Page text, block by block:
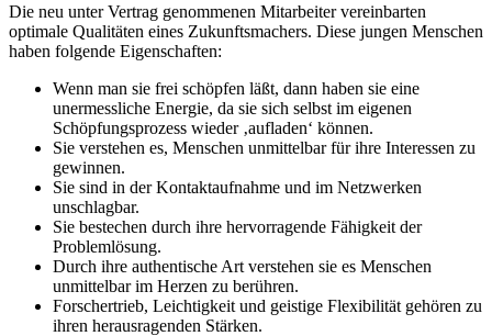
Die neu unter Vertrag genommenen Mitarbeiter vereinbarten
optimale Qualitäten eines Zukunftsmachers. Diese jungen Menschen
haben folgende Eigenschaften:
Wenn man sie frei schöpfen läßt, dann haben sie eine
unermessliche Energie, da sie sich selbst im eigenen
Schöpfungsprozess wieder ‚aufladen‘ können.
Sie verstehen es, Menschen unmittelbar für ihre Interessen zu
gewinnen.
Sie sind in der Kontaktaufnahme und im Netzwerken
unschlagbar.
Sie bestechen durch ihre hervorragende Fähigkeit der
Problemlösung.
Durch ihre authentische Art verstehen sie es Menschen
unmittelbar im Herzen zu berühren.
Forschertrieb, Leichtigkeit und geistige Flexibilität gehören zu
ihren herausragenden Stärken.